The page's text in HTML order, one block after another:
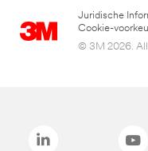
Juridische
Cookie-
© 3M 2026.